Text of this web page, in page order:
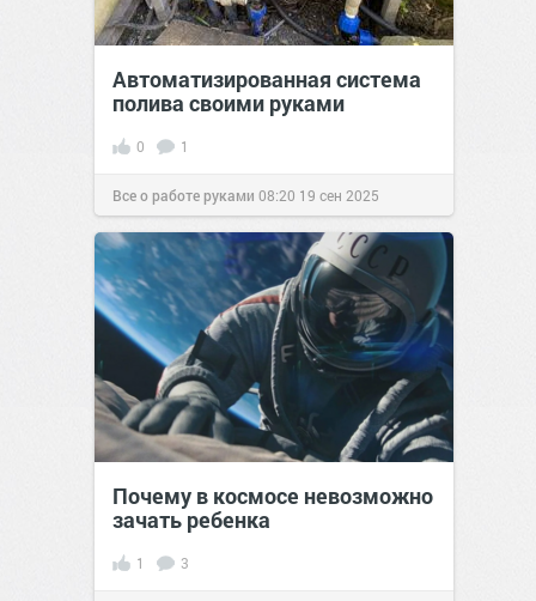
Автоматизированная система
полива своими руками
0 1
Все о работе руками 08:20 19 сен 2025
Почему в космосе невозможно
зачать ребенка
1 3